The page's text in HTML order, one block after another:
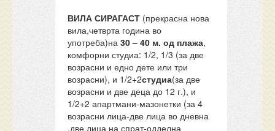
ВИЛА СИРАГАСТ (прекрасна нова
вила,четврта година во
употреба)на30 – 40 м. од плажа,
комфорни студиа: 1/2, 1/3 (за две
возрасни и едно дете или три
возрасни), и 1/2+2студиа(за две
возрасни и две деца до 12 г.), и
1/2+2 апартмани-мазонетки (за 4
возрасни лица-две лица во дневна
,две лица на спрат-одделна